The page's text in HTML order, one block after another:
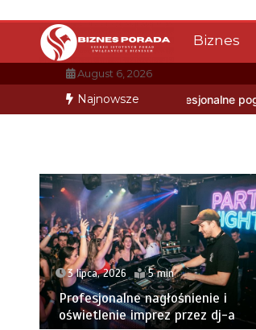
content
Biznes
August 6, 2026
Najnowsze
pogotowie elektryczne Jesteś
3 lipca, 2026 5 min
Profesjonalne nagłośnienie i
oświetlenie imprez przez dj-a